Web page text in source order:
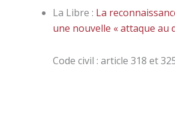
La Libre : La
une nouvelle « attaque au
Code civil : article 318 et